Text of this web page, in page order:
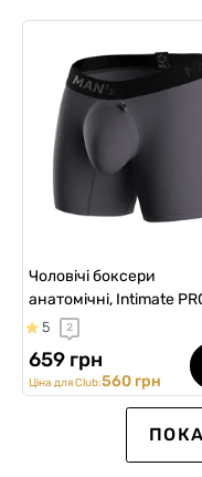
Чоловічі боксери
анатомічні, Intimate
Black Series, графітовий
5 2
659 грн
Ціна для Club:560 грн